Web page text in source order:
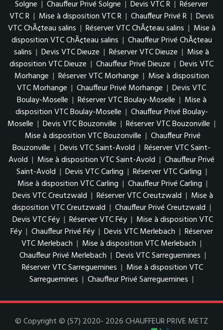
Solgne | Chauffeur Privé Solgne | Devis VTC R | Réserver
VTC R | Mise à disposition VTC R | Chauffeur Privé R | Devis
VTC ChÃ¢teau salins | Réserver VTC ChÃ¢teau salins | Mise à
disposition VTC ChÃ¢teau salins | Chauffeur Privé ChÃ¢teau
salins | Devis VTC Dieuze | Réserver VTC Dieuze | Mise à
disposition VTC Dieuze | Chauffeur Privé Dieuze | Devis VTC
Morhange | Réserver VTC Morhange | Mise à disposition
VTC Morhange | Chauffeur Privé Morhange | Devis VTC
Boulay-Moselle | Réserver VTC Boulay-Moselle | Mise à
disposition VTC Boulay-Moselle | Chauffeur Privé Boulay-
Moselle | Devis VTC Bouzonville | Réserver VTC Bouzonville |
Mise à disposition VTC Bouzonville | Chauffeur Privé
Bouzonville | Devis VTC Saint-Avold | Réserver VTC Saint-
Avold | Mise à disposition VTC Saint-Avold | Chauffeur Privé
Saint-Avold | Devis VTC Carling | Réserver VTC Carling |
Mise à disposition VTC Carling | Chauffeur Privé Carling |
Devis VTC Creutzwald | Réserver VTC Creutzwald | Mise à
disposition VTC Creutzwald | Chauffeur Privé Creutzwald |
Devis VTC Féy | Réserver VTC Féy | Mise à disposition VTC
Féy | Chauffeur Privé Féy | Devis VTC Merlebach | Réserver
VTC Merlebach | Mise à disposition VTC Merlebach |
Chauffeur Privé Merlebach | Devis VTC Sarreguemines |
Réserver VTC Sarreguemines | Mise à disposition VTC
Sarreguemines | Chauffeur Privé Sarreguemines |
© Copyright © (S7) 2020- 2026 CHAUFFEUR PRIVE METZ